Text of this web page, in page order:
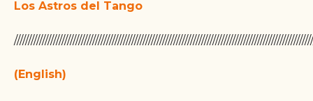
Los Astros del Tango
(English)